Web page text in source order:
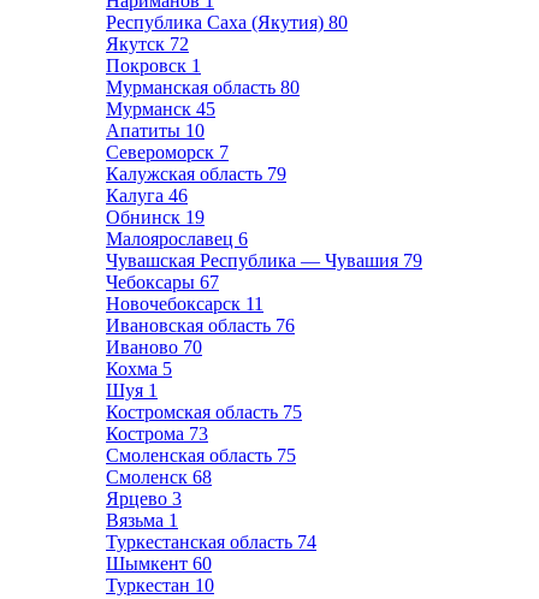
Республика Саха (Якутия) 80
Якутск 72
Покровск 1
Мурманская область 80
Мурманск 45
Апатиты 10
Североморск 7
Калужская область 79
Калуга 46
Обнинск 19
Малоярославец 6
Чувашская Республика — Чувашия 79
Чебоксары 67
Новочебоксарск 11
Ивановская область 76
Иваново 70
Кохма 5
Шуя 1
Костромская область 75
Кострома 73
Смоленская область 75
Смоленск 68
Ярцево 3
Вязьма 1
Туркестанская область 74
Шымкент 60
Туркестан 10